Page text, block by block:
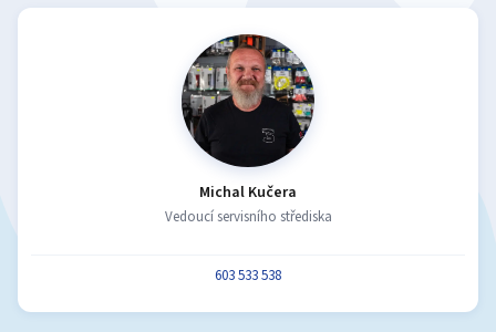
Michal Kučera
Vedoucí servisního střediska
603 533 538